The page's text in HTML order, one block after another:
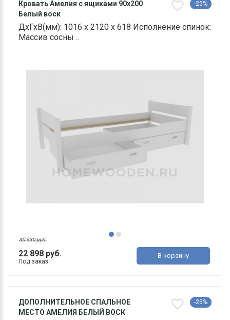
Кровать Амелия с ящиками 90х200
Белый воск
-25%
ДхГхВ(мм): 1016 х 2120 х 618 Исполнение спинок:
Массив сосны ..
22 898 руб.
30 530 руб.
Под заказ
В корзину
ДОПОЛНИТЕЛЬНОЕ СПАЛЬНОЕ
МЕСТО АМЕЛИЯ БЕЛЫЙ ВОСК
-25%